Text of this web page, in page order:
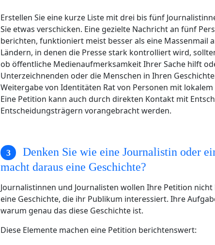
Erstellen Sie eine kurze Liste mit drei bis fünf
Sie etwas verschicken. Eine gezielte Nachricht an fünf
berichten, funktioniert meist besser als eine Massenmail
Ländern, in denen die Presse stark kontrolliert wird,
ob öffentliche Medienaufmerksamkeit Ihrer Sache hilft
Unterzeichnenden oder die Menschen in Ihren
Weitergabe von Identitäten Rat von Personen mit
Eine Petition kann auch durch direkten Kontakt mit
Entscheidungsträgern vorangebracht werden.
Denken Sie wie eine Journalistin oder
macht daraus eine Geschichte?
Journalistinnen und Journalisten wollen Ihre Petition nicht
eine Geschichte, die ihr Publikum interessiert. Ihre
warum genau das diese Geschichte ist.
Diese Elemente machen eine Petition berichtenswert: